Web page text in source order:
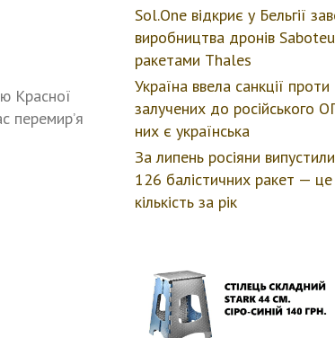
Красної
перемир’я
Sol.One відкриє у Бельгії
виробництва дронів
ракетами Thales
Україна ввела санкції проти
залучених до російського
них є українська
За липень росіяни
126 балістичних ракет —
кількість за рік